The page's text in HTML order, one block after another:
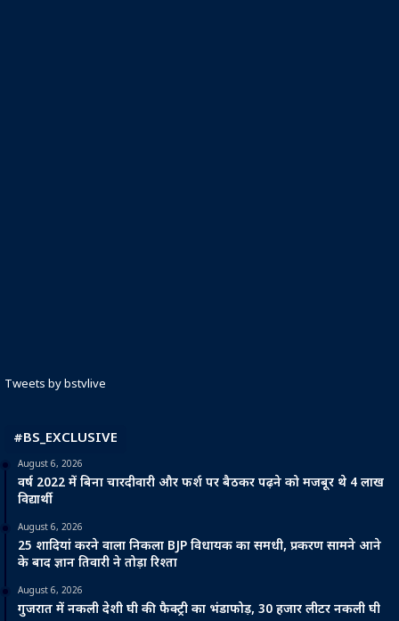
Tweets by bstvlive
#BS_EXCLUSIVE
August 6, 2026
वर्ष 2022 में बिना चारदीवारी और फर्श पर बैठकर पढ़ने को मजबूर थे 4 लाख
विद्यार्थी
August 6, 2026
25 शादियां करने वाला निकला BJP विधायक का समधी, प्रकरण सामने आने
के बाद ज्ञान तिवारी ने तोड़ा रिश्ता
August 6, 2026
गुजरात में नकली देशी घी की फैक्ट्री का भंडाफोड़, 30 हजार लीटर नकली घी